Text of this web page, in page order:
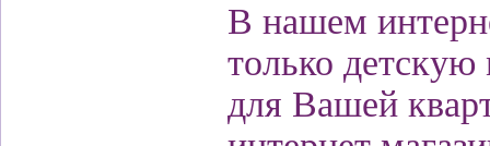
В нашем
только
для Вашей